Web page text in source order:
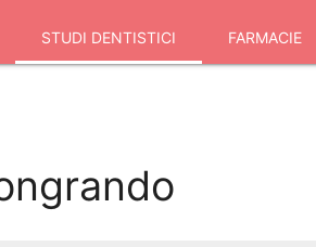
STUDI DENTISTICI FARMACIE